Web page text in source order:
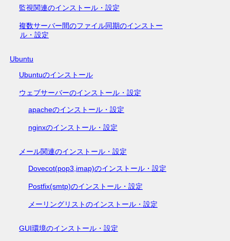
監視関連のインストール・設定
複数サーバー間のファイル同期のインストー
ル・設定
Ubuntu
Ubuntuのインストール
ウェブサーバーのインストール・設定
apacheのインストール・設定
nginxのインストール・設定
メール関連のインストール・設定
Dovecot(pop3,imap)のインストール・設定
Postfix(smtp)のインストール・設定
メーリングリストのインストール・設定
GUI環境のインストール・設定